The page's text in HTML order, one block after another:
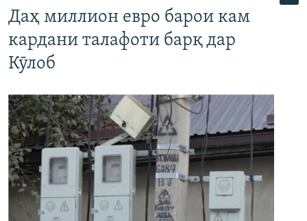
Даҳ миллион евро барои кам
кардани талафоти барқ дар
Кӯлоб